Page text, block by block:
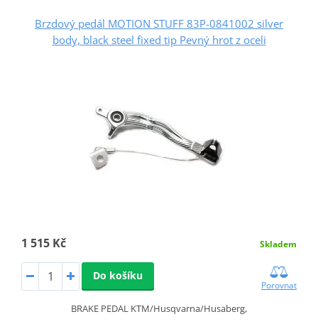
Brzdový pedál MOTION STUFF 83P-0841002 silver
body, black steel fixed tip Pevný hrot z oceli
1 515 Kč Skladem
Do košíku
Porovnat
BRAKE PEDAL KTM/Husqvarna/Husaberg,